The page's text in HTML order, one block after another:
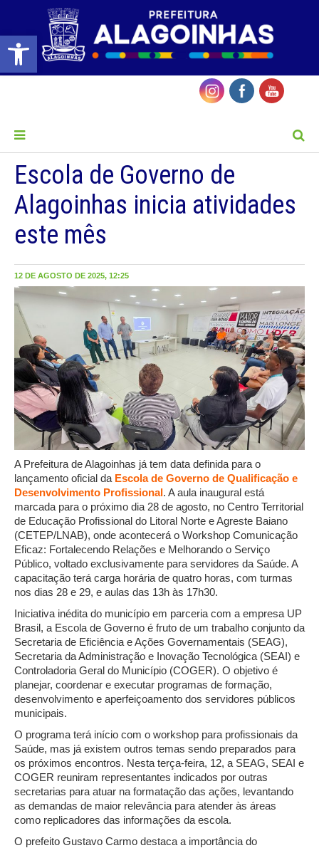
Barra de Ferramentas Aberta
Escola de Governo de
Alagoinhas inicia atividades
este mês
12 DE AGOSTO DE 2025, 12:25
A Prefeitura de Alagoinhas já tem data definida para o
lançamento oficial da Escola de Governo de Qualificação e
Desenvolvimento Profissional. A aula inaugural está
marcada para o próximo dia 28 de agosto, no Centro Territorial
de Educação Profissional do Litoral Norte e Agreste Baiano
(CETEP/LNAB), onde acontecerá o Workshop Comunicação
Eficaz: Fortalecendo Relações e Melhorando o Serviço
Público, voltado exclusivamente para servidores da Saúde. A
capacitação terá carga horária de quatro horas, com turmas
nos dias 28 e 29, e aulas das 13h às 17h30.
Iniciativa inédita do município em parceria com a empresa UP
Brasil, a Escola de Governo é fruto de um trabalho conjunto da
Secretaria de Eficiência e Ações Governamentais (SEAG),
Secretaria da Administração e Inovação Tecnológica (SEAI) e
Controladoria Geral do Município (COGER). O objetivo é
planejar, coordenar e executar programas de formação,
desenvolvimento e aperfeiçoamento dos servidores públicos
municipais.
O programa terá início com o workshop para profissionais da
Saúde, mas já existem outros temas sendo preparados para
os próximos encontros. Nesta terça-feira, 12, a SEAG, SEAI e
COGER reuniram representantes indicados por outras
secretarias para atuar na formatação das ações, levantando
as demandas de maior relevância para atender às áreas
como replicadores das informações da escola.
O prefeito Gustavo Carmo destaca a importância do